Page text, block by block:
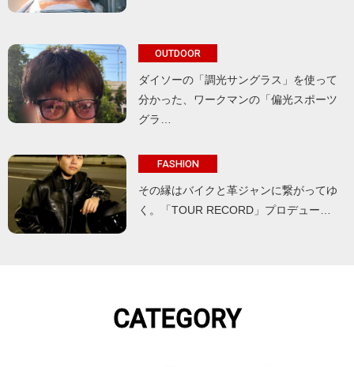
OUTDOOR
ダイソーの「調光サングラス」を使って
分かった、ワークマンの「偏光スポーツ
グラ…
FASHION
その縁はバイクと革ジャンに繋がってゆ
く。「TOUR RECORD」プロデュー…
CATEGORY